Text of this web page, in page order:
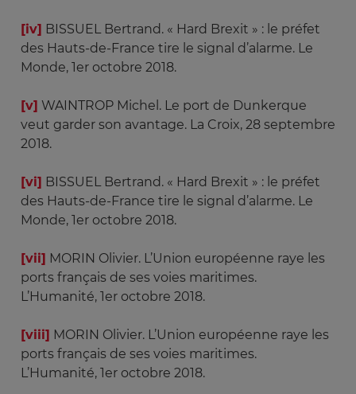
[iv] BISSUEL Bertrand. « Hard Brexit » : le préfet
des Hauts-de-France tire le signal d’alarme. Le
Monde, 1er octobre 2018.
[v] WAINTROP Michel. Le port de Dunkerque
veut garder son avantage. La Croix, 28 septembre
2018.
[vi] BISSUEL Bertrand. « Hard Brexit » : le préfet
des Hauts-de-France tire le signal d’alarme. Le
Monde, 1er octobre 2018.
[vii] MORIN Olivier. L’Union européenne raye les
ports français de ses voies maritimes.
L’Humanité, 1er octobre 2018.
[viii] MORIN Olivier. L’Union européenne raye les
ports français de ses voies maritimes.
L’Humanité, 1er octobre 2018.